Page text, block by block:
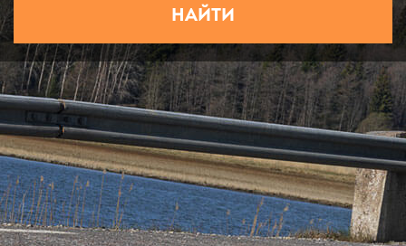
НАЙТИ